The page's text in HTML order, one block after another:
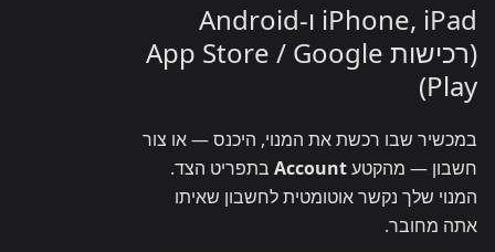
iPhone, iPad ו-Android
(רכישות App Store / Google
Play)
במכשיר שבו רכשת את המנוי, היכנס — או צור
חשבון — מהקטעAccount בתפריט הצד.
המנוי שלך נקשר אוטומטית לחשבון שאיתו
אתה מחובר.